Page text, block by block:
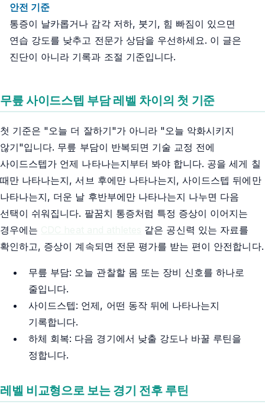
안전 기준
통증이 날카롭거나 감각 저하, 붓기, 힘 빠짐이 있으면
연습 강도를 낮추고 전문가 상담을 우선하세요. 이 글은
진단이 아니라 기록과 조절 기준입니다.
무릎 사이드스텝 부담 레벨 차이의 첫 기준
첫 기준은 "오늘 더 잘하기"가 아니라 "오늘 악화시키지
않기"입니다. 무릎 부담이 반복되면 기술 교정 전에
사이드스텝가 언제 나타나는지부터 봐야 합니다. 공을 세게 칠
때만 나타나는지, 서브 후에만 나타나는지, 사이드스텝 뒤에만
나타나는지, 더운 날 후반부에만 나타나는지 나누면 다음
선택이 쉬워집니다. 팔꿈치 통증처럼 특정 증상이 이어지는
경우에는
같은 공신력 있는 자료를
확인하고, 증상이 계속되면 전문 평가를 받는 편이 안전합니다.
무릎 부담: 오늘 관찰할 몸 또는 장비 신호를 하나로
줄입니다.
사이드스텝: 언제, 어떤 동작 뒤에 나타나는지
기록합니다.
하체 회복: 다음 경기에서 낮출 강도나 바꿀 루틴을
정합니다.
레벨 비교형으로 보는 경기 전후 루틴